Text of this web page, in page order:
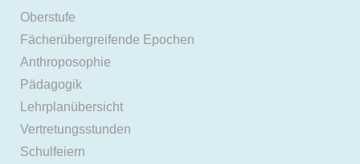
Oberstufe
Fächerübergreifende Epochen
Anthroposophie
Pädagogik
Lehrplanübersicht
Vertretungsstunden
Schulfeiern